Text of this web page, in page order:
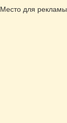
Место для рекламы